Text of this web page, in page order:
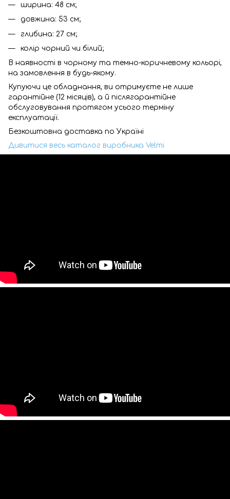
ширина: 48 см;
довжина: 53 см;
глибина: 27 см;
колір чорний чи білий;
В наявності в чорному та темно-коричневому кольорі,
на замовлення в будь-якому.
Купуючи це обладнання, ви отримуєте не лише
гарантійне (12 місяців), а й післягарантійне
обслуговування протягом усього терміну
експлуатації.
Безкоштовна доставка по Україні
Дивитися весь каталог виробника Velmi